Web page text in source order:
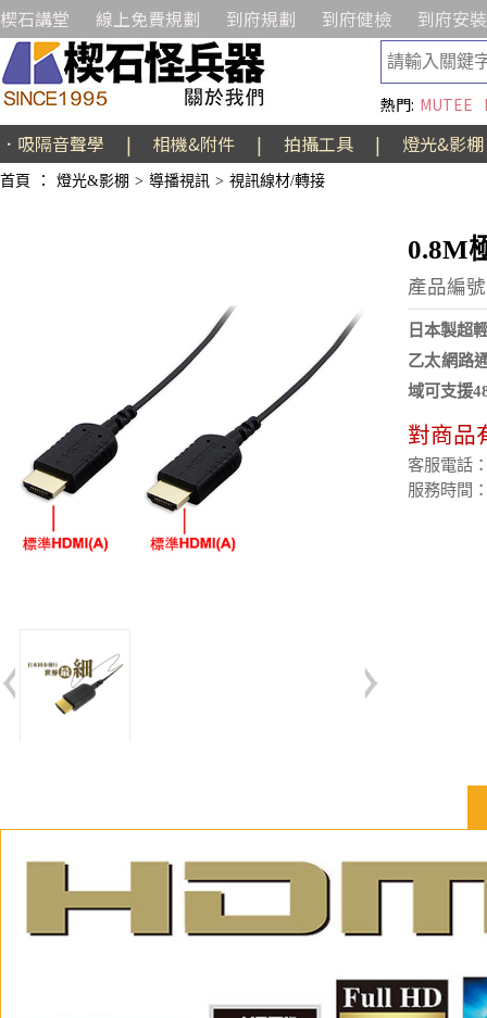
楔石講堂 線上免費規劃 到府規劃 到府健檢 到府安裝
熱門: MUTEE
．吸隔音聲學 | 相機&附件 | 拍攝工具 | 燈光&影棚
首頁 ： 燈光&影棚 > 導播視訊 > 視訊線材/轉接
0.8M
產品編
日本製超
乙太網路
域可支援
對商品
客服電話
服務時間